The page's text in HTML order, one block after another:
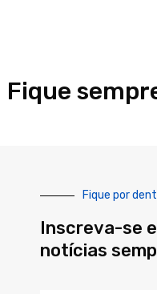
Fique
Fique por
Inscreva-se
notícias